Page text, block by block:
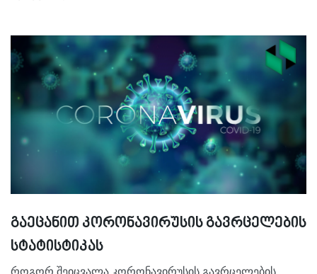
გაეცანით კორონავირუსის გავრცელების
სტატისტიკას